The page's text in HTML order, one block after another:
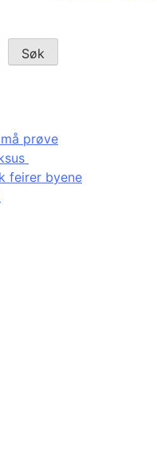
Søk
prøve
feirer byene